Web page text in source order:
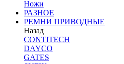
Ножи
РАЗНОЕ
РЕМНИ ПРИВОДНЫЕ
Назад
CONTITECH
DAYCO
GATES